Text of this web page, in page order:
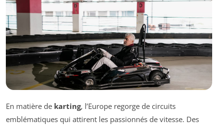
En matière de karting, l’Europe regorge de circuits
emblématiques qui attirent les passionnés de vitesse. Des